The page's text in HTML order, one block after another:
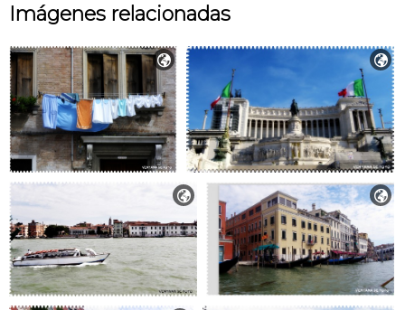
Imágenes relacionadas
 
 